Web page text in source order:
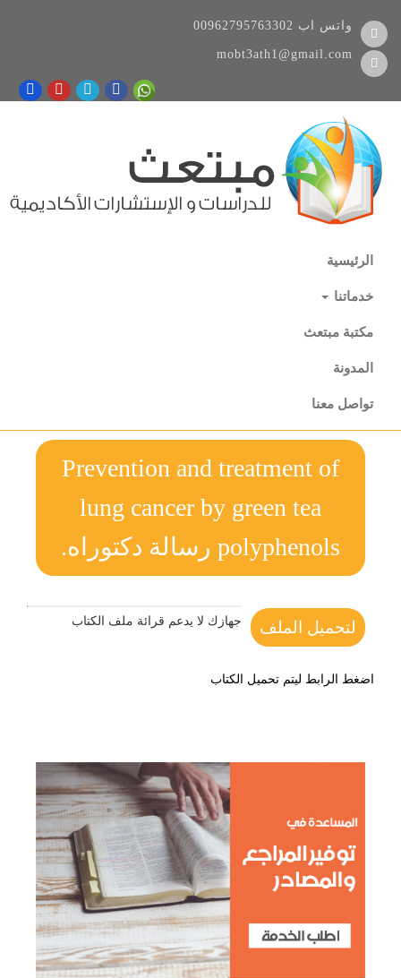
00962795763302 واتس اب
mobt3ath1@gmail.com
الرئيسية
خدماتنا
مكتبة مبتعث
المدونة
تواصل معنا
Prevention and treatment of
lung cancer by green tea
polyphenols رسالة دكتوراه.
لتحميل الملف جهازك لا يدعم قرائة ملف الكتاب
اضغط الرابط ليتم تحميل الكتاب